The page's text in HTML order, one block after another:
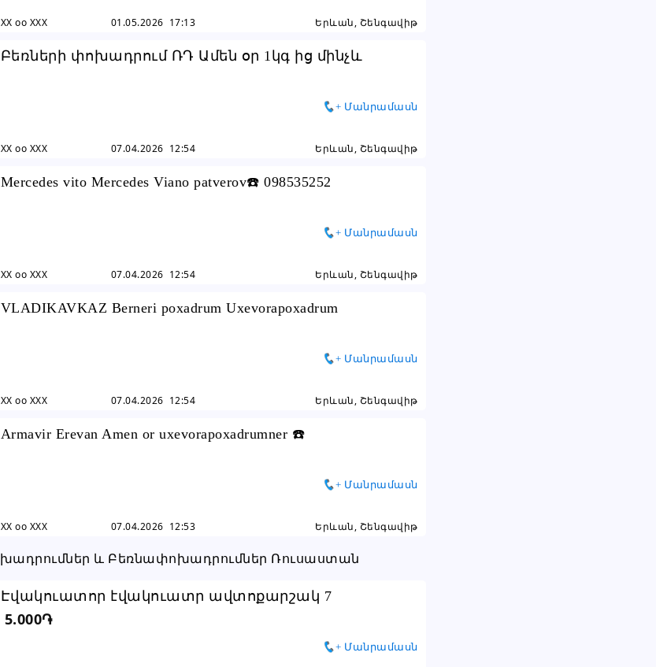
XX oo XXX 01.05.2026 17:13 Երևան, Շենգավիթ
Բեռների փոխադրում ՌԴ Ամեն օր 1կգ ից մինչև
+ Մանրամասն
XX oo XXX 07.04.2026 12:54 Երևան, Շենգավիթ
Mercedes vito Mercedes Viano patverov☎️ 098535252
+ Մանրամասն
XX oo XXX 07.04.2026 12:54 Երևան, Շենգավիթ
VLADIKAVKAZ Berneri poxadrum Uxevorapoxadrum
+ Մանրամասն
XX oo XXX 07.04.2026 12:54 Երևան, Շենգավիթ
Armavir Erevan Amen or uxevorapoxadrumner ☎️
+ Մանրամասն
XX oo XXX 07.04.2026 12:53 Երևան, Շենգավիթ
Էվակուատոր էվակուատր ավտոքարշակ 7
տեղանոց 24ժ Շնորհակալություն մեր ...
5.000֏
+ Մանրամասն